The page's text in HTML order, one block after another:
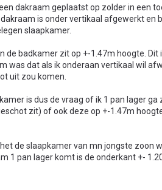
dakraam geplaatst op zolder in een
is onder vertikaal afgewerkt en
slaapkamer.
de badkamer zit op +-1.47m hoogte.
was dat als ik onderaan vertikaal wil
uit zou komen.
is dus de vraag of ik 1 pan lager
zit) of ook deze op +-1.47m
de slaapkamer van mn jongste zoon
1 pan lager komt is de onderkant +-